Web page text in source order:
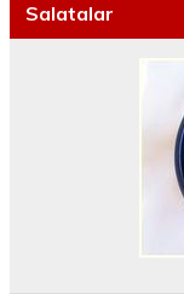
Salatalar